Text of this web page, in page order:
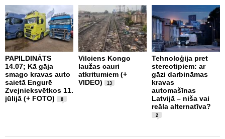
PAPILDINĀTS
14.07; Kā gāja
smago kravas auto
saietā Engurē
Zvejnieksvētkos 11.
jūlijā (+ FOTO)
8
Vilciens Kongo
laužas cauri
atkritumiem (+
VIDEO)
13
Tehnoloģija pret
stereotipiem: ar
gāzi darbināmas
kravas
automašīnas
Latvijā – niša vai
reāla alternatīva?
2